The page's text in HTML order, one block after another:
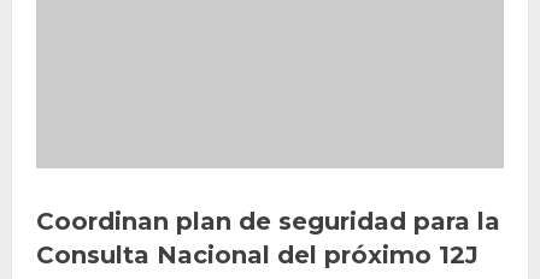
Coordinan plan de seguridad para la
Consulta Nacional del próximo 12J